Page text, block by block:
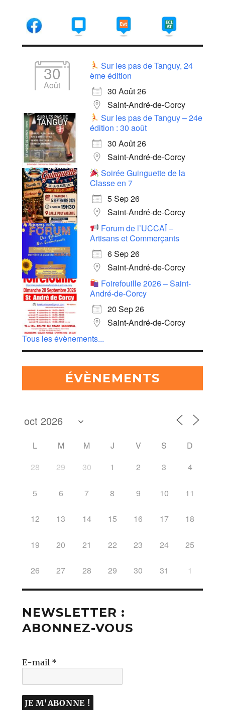
30
Août
Sur les pas de Tanguy, 24
ème édition
30 Août 26
Saint-André-de-Corcy
Sur les pas de Tanguy – 24e
édition : 30 août
30 Août 26
Saint-André-de-Corcy
Soirée Guinguette de la
Classe en 7
5 Sep 26
Saint-André-de-Corcy
Forum de l’UCCAÏ –
Artisans et Commerçants
6 Sep 26
Saint-André-de-Corcy
Foirefouille 2026 – Saint-
André-de-Corcy
20 Sep 26
Saint-André-de-Corcy
Tous les évènements...
ÉVÈNEMENTS
L M M J V S
D
28
29 30 1 2 3 4
5 6 7 8 9 10 11
12 13 14 15 16 17 18
19 20 21 22 23 24 25
26 27 28 29 30 31 1
NEWSLETTER :
ABONNEZ-VOUS
E-mail *